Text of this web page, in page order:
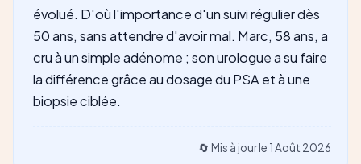
évolué. D'où l'importance d'un suivi régulier dès
50 ans, sans attendre d'avoir mal. Marc, 58 ans, a
cru à un simple adénome ; son urologue a su faire
la différence grâce au dosage du PSA et à une
biopsie ciblée.
🔄 Mis à jour le 1 Août 2026